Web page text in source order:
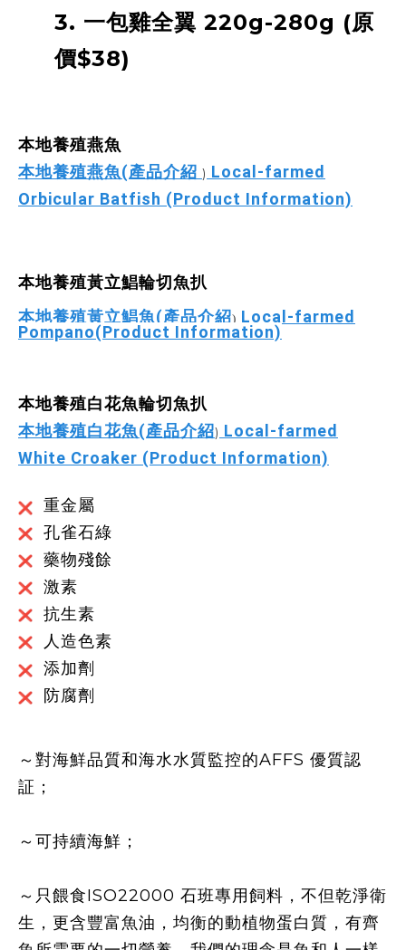
3. 一包雞全翼 220g-280g (原
價$38)
本地養殖燕魚
本地養殖燕魚(產品介紹 ) Local-farmed
Orbicular Batfish (Product Information)
本地養殖黃立鯧輪切魚扒
本地養殖黃立鯧魚(產品介紹) Local-farmed
Pompano(Product Information)
本地養殖白花魚輪切魚扒
本地養殖白花魚(產品介紹) Local-farmed
White Croaker (Product Information)
重金屬
孔雀石綠
藥物殘餘
激素
抗生素
人造色素
添加劑
防腐劑
～對海鮮品質和海水水質監控的AFFS 優質認
証；
～可持續海鮮；
～只餵食ISO22000 石班專用飼料，不但乾淨衛
生，更含豐富魚油，均衡的動植物蛋白質，有齊